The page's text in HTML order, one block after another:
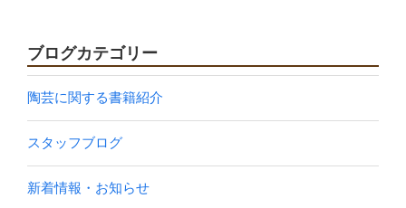
ブログカテゴリー
陶芸に関する書籍紹介
スタッフブログ
新着情報・お知らせ